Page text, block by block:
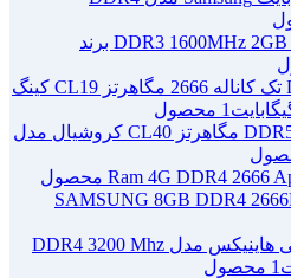
رم لپ تاپ DDR3 1600MHz 2GB PC3L برند
رم لپ تاپ DDR4 تک کاناله 2666 مگاهرتز CL19 کینگ
1 محصول
رم لپ تاپ DDR5 4800 مگاهرتز CL40 کروشیال مدل
رم لپ تاپ اس کی هاینیکس مدل DDR4 3200 Mhz
1 محصول